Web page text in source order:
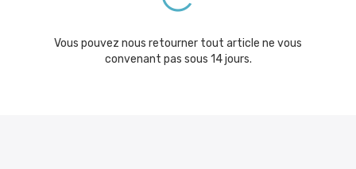
Vous pouvez nous retourner tout article ne vous
convenant pas sous 14 jours.